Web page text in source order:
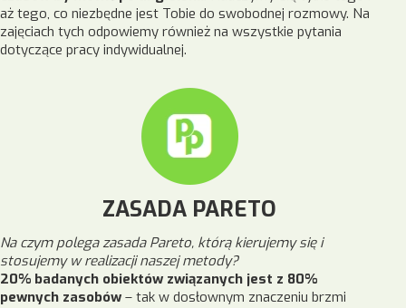
aż tego, co niezbędne jest Tobie do swobodnej rozmowy. Na
zajęciach tych odpowiemy również na wszystkie pytania
dotyczące pracy indywidualnej.
ZASADA PARETO
Na czym polega zasada Pareto, którą kierujemy się i
stosujemy w realizacji naszej metody?
20% badanych obiektów związanych jest z 80%
pewnych zasobów – tak w dosłownym znaczeniu brzmi